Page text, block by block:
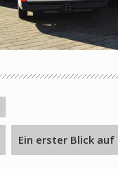
Ein erster Blick